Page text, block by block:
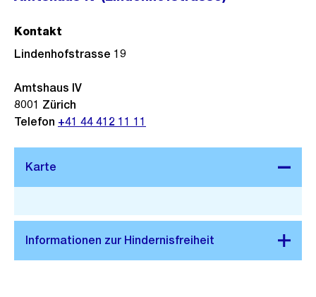
Stadtplan 3D
Kontakt
Lindenhofstrasse 19
Amtshaus IV
8001 Zürich
Telefon +41 44 412 11 11